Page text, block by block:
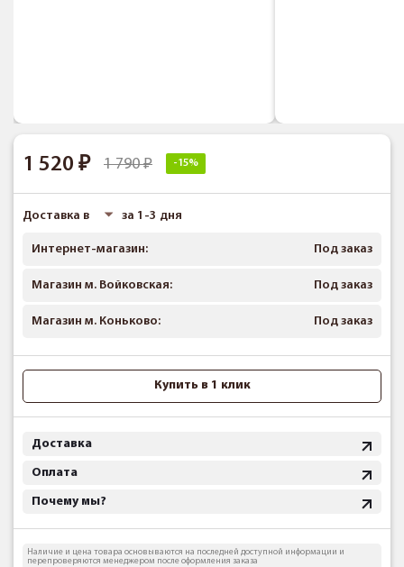
1 520 1 790 -15%
Доставка в за 1-3 дня
Интернет-магазин: Под заказ
Магазин м. Войковская: Под заказ
Магазин м. Коньково: Под заказ
Купить в 1 клик
Доставка
Оплата
Почему мы?
Наличие и цена товара основываются на последней доступной информации и
перепроверяются менеджером после оформления заказа